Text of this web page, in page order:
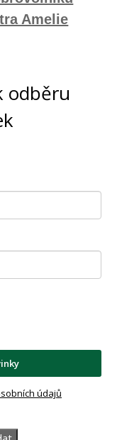
Amelie
odběru
údajů